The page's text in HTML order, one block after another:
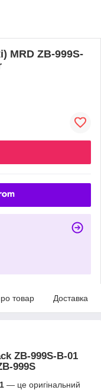
MRD ZB-999S-
товар Доставка
ZB-999S-B-01
999S
— це оригінальний